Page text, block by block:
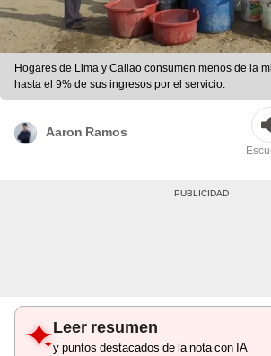
Hogares de Lima y Callao consumen menos de la
hasta el 9% de sus ingresos por el servicio.
Aaron Ramos
Leer resumen
y puntos destacados de la nota con IA